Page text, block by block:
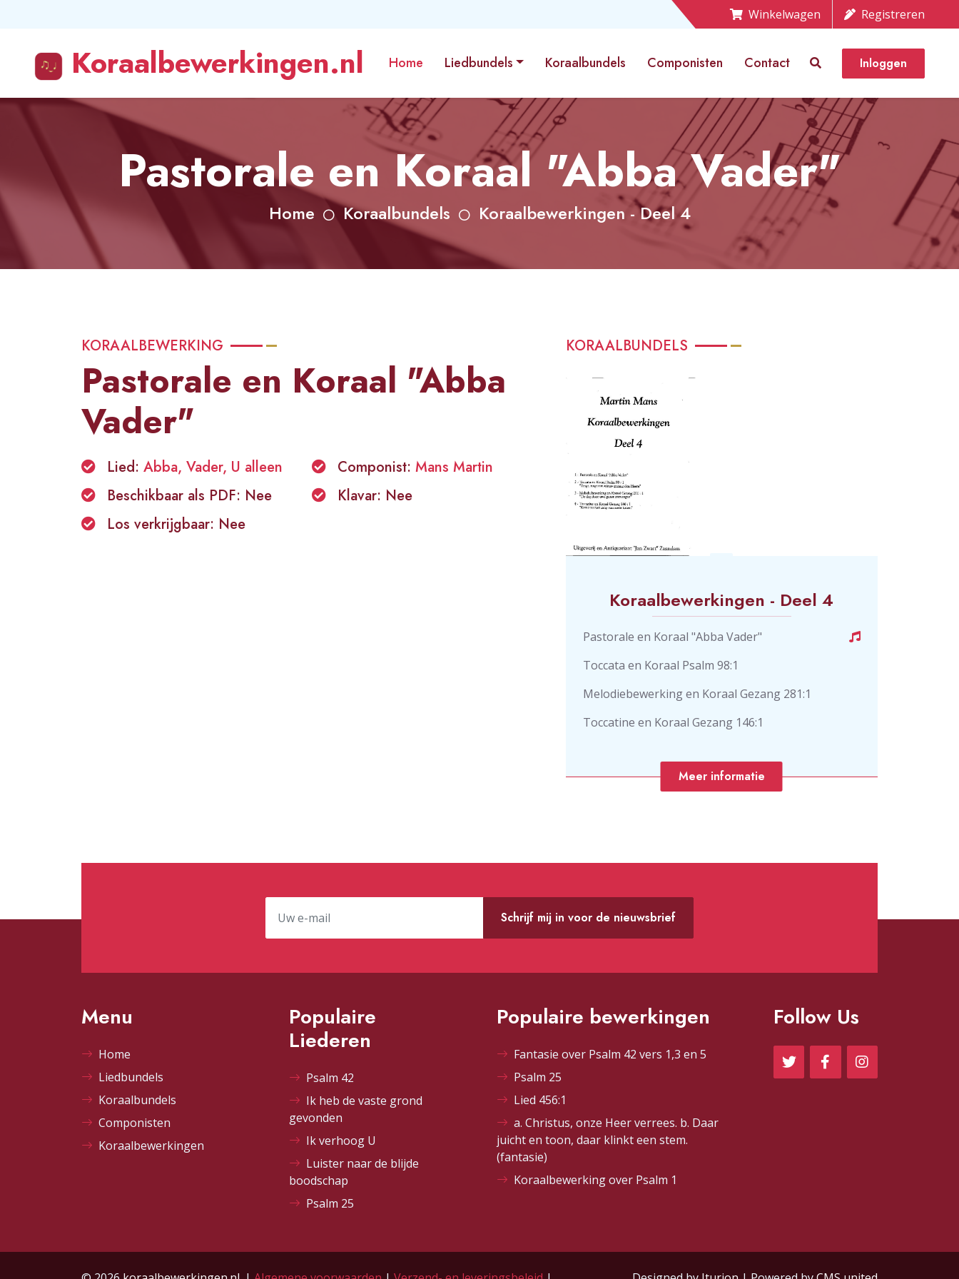
Winkelwagen Registreren
Koraalbewerkingen.nl Home Liedbundels Koraalbundels Componisten Contact Inloggen
Pastorale en Koraal "Abba Vader"
Home Koraalbundels Koraalbewerkingen - Deel 4
KORAALBEWERKING
Pastorale en Koraal "Abba
Vader"
Lied: Abba, Vader, U alleen
Beschikbaar als PDF: Nee
Los verkrijgbaar: Nee
Componist:Mans Martin
Klavar: Nee
KORAALBUNDELS
Koraalbewerkingen - Deel 4
Pastorale en Koraal "Abba Vader"
Toccata en Koraal Psalm 98:1
Melodiebewerking en Koraal Gezang 281:1
Toccatine en Koraal Gezang 146:1
Meer informatie
Schrijf mij in voor de nieuwsbrief
Menu
Home
Liedbundels
Koraalbundels
Componisten
Koraalbewerkingen
Populaire
Liederen
Psalm 42
Ik heb de vaste grond
gevonden
Ik verhoog U
Luister naar de blijde
boodschap
Psalm 25
Populaire bewerkingen
Fantasie over Psalm 42 vers 1,3 en 5
Psalm 25
Lied 456:1
a. Christus, onze Heer verrees. b. Daar
juicht en toon, daar klinkt een stem.
(fantasie)
Koraalbewerking over Psalm 1
Follow Us